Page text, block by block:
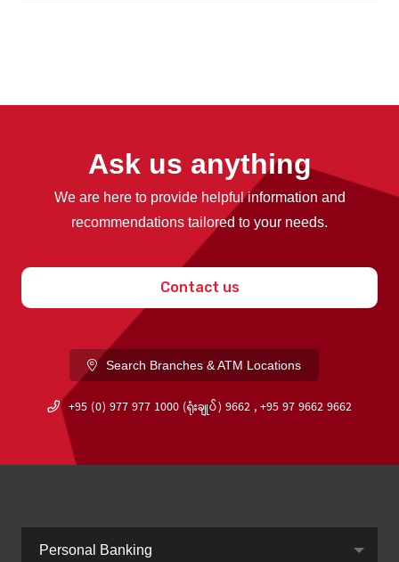
Ask us anything
We are here to provide helpful information and
recommendations tailored to your needs.
Contact us
Search Branches & ATM Locations
+95 (0) 977 977 1000 (ရုံးချုပ်) 9662 , +95 97 9662 9662
Personal Banking